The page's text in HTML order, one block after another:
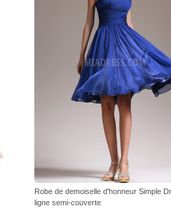
Robe de demoiselle d'honneur Simple
ligne semi-couverte